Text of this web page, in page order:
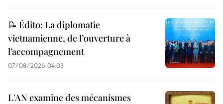
📝 Édito: La diplomatie
vietnamienne, de l’ouverture à
l’accompagnement
07/08/2026 04:03
L'AN examine des mécanismes